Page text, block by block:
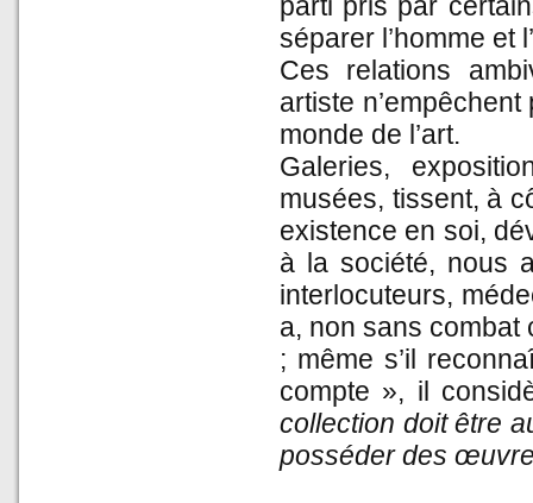
séparer l’homme
Ces relations
artiste
monde de l’art.
Galeries,
musées, tissent, à
existence en soi,
à la société, nous
interlocuteurs,
a, non sans combat
; même s’il
compte », il
collection doit être
posséder des